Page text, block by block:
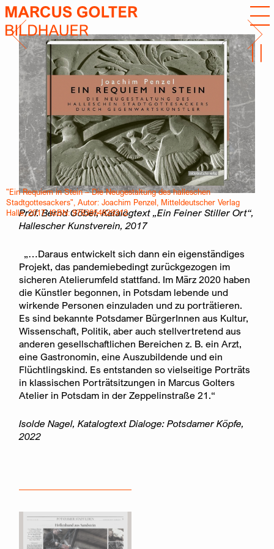
"Ein Requiem in Stein – Die Neugestaltung des halleschen
Stadtgottesackers", Autor: Joachim Penzel, Mitteldeutscher Verlag
Halle, 2017, ISBN: 9783954629312
Bücher und Kataloge
„Ein bloßer Dekor entsteht nirgends, Komposition
und Formenwelt stehen im Spannungsfeld von
Wachsen und Vergehen, Leben und Tod, die die
Bögen tragen­den Pfeiler erhalten Ausläufer aus den
Räumen der Bögen, alles greift ineinander, schafft
Fortlauf und Verbindung.“
Prof. Bernd Göbel, Katalogtext „Ein Feiner Stiller Ort“,
Hallescher Kunstverein, 2017
„…Daraus entwickelt sich dann ein eigenständiges
Projekt, das pandemiebedingt zurückgezogen im
sicheren Atelierumfeld stattfand. Im März 2020 haben
die Künstler begonnen, in Potsdam lebende und
wirkende Personen einzuladen und zu porträtieren.
Es sind bekannte Potsdamer BürgerInnen aus Kultur,
Wissenschaft, Politik, aber auch stellvertretend aus
anderen gesellschaftlichen Bereichen z. B. ein Arzt,
eine Gastronomin, eine Auszubildende und ein
Flüchtlingskind. Es entstanden so vielseitige Porträts
in klassischen Porträtsitzungen in Marcus Golters
Atelier in Potsdam in der Zeppelinstraße 21.“
Isolde Nagel, Katalogtext Dialoge: Potsdamer Köpfe,
2022